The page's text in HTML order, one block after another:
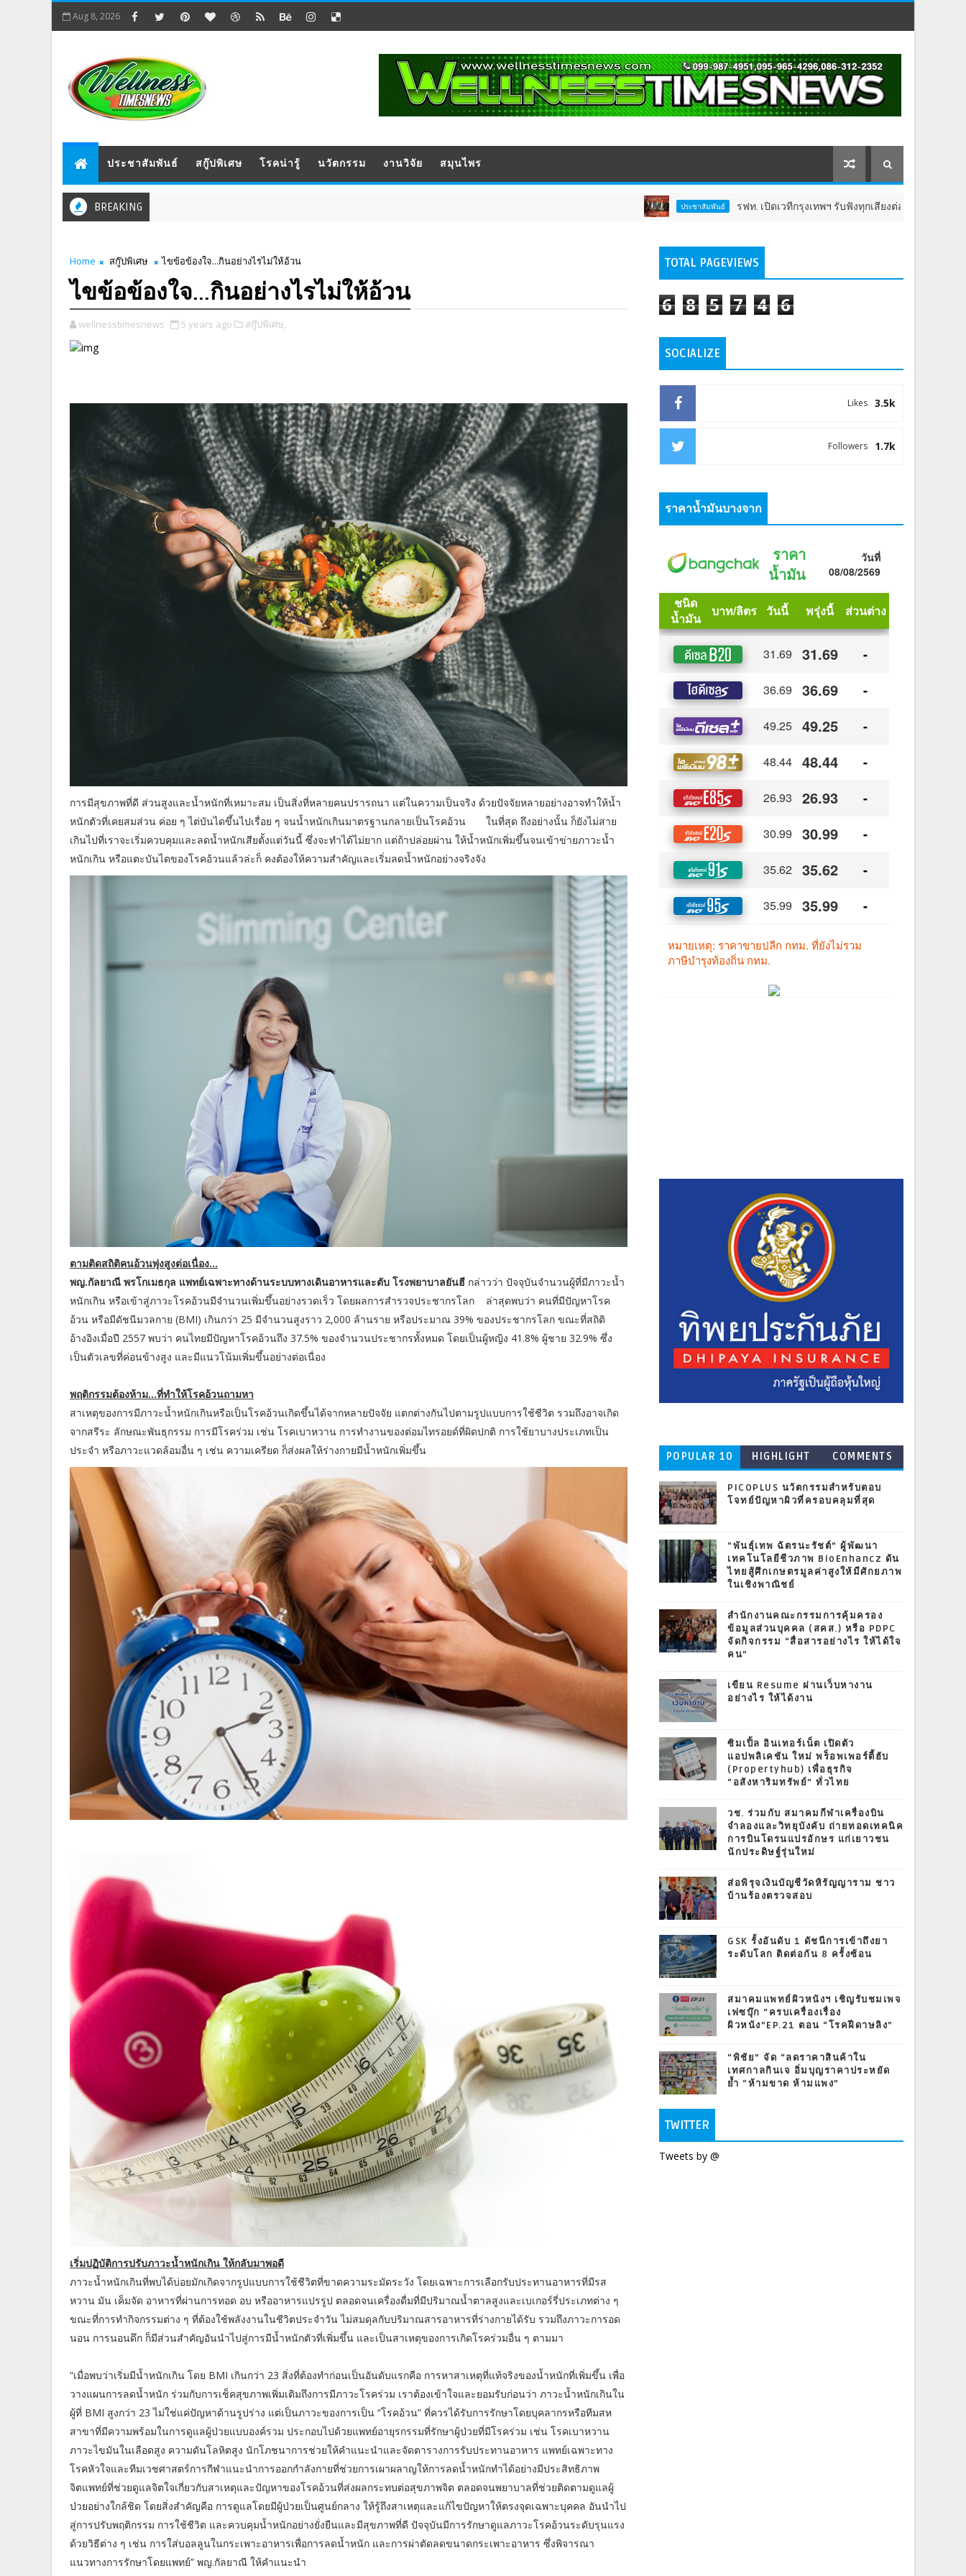
Aug 8, 2026
ประชาสัมพันธ์ สกู๊ปพิเศษ โรคน่ารู้ นวัตกรรม งานวิจัย สมุนไพร
BREAKING ประชาสัมพันธ์ รฟท. เปิดเวทีกรุงเทพฯ รับฟังทุกเสียงต่อโครงการรถไฟฟ้าวงเวียน
Home สกู๊ปพิเศษ ไขข้อข้องใจ...กินอย่างไรไม่ให้อ้วน
ไขข้อข้องใจ...กินอย่างไรไม่ให้อ้วน
wellnesstimesnews 5 years ago สกู๊ปพิเศษ,
การมีสุขภาพที่ดี ส่วนสูงและน้ำหนักที่เหมาะสม เป็นสิ่งที่หลายคนปรารถนา แต่ในความเป็นจริง ด้วยปัจจัยหลายอย่างอาจทำให้น้ำ
หนักตัวที่เคยสมส่วน ค่อย ๆ ไต่บันไดขึ้นไปเรื่อย ๆ จนน้ำหนักเกินมาตรฐานกลายเป็นโรคอ้วน ในที่สุด ถึงอย่างนั้น ก็ยังไม่สาย
เกินไปที่เราจะเริ่มควบคุมและลดน้ำหนักเสียตั้งแต่วันนี้ ซึ่งจะทำได้ไม่ยาก แต่ถ้าปล่อยผ่าน ให้น้ำหนักเพิ่มขึ้นจนเข้าข่ายภาวะน้ำ
หนักเกิน หรือแตะบันไดของโรคอ้วนแล้วล่ะก็ คงต้องให้ความสำคัญและเริ่มลดน้ำหนักอย่างจริงจัง
ตามติดสถิติคนอ้วนพุ่งสูงต่อเนื่อง...
พญ.กัลยาณี พรโกเมธกุล แพทย์เฉพาะทางด้านระบบทางเดินอาหารและตับ โรงพยาบาลยันฮี กล่าวว่า ปัจจุบันจำนวนผู้ที่มีภาวะน้ำ
หนักเกิน หรือเข้าสู่ภาวะโรคอ้วนมีจำนวนเพิ่มขึ้นอย่างรวดเร็ว โดยผลการสำรวจประชากรโลก ล่าสุดพบว่า คนที่มีปัญหาโรค
อ้วน หรือมีดัชนีมวลกาย (BMI) เกินกว่า 25 มีจำนวนสูงราว 2,000 ล้านราย หรือประมาณ 39% ของประชากรโลก ขณะที่สถิติ
อ้างอิงเมื่อปี 2557 พบว่า คนไทยมีปัญหาโรคอ้วนถึง 37.5% ของจำนวนประชากรทั้งหมด โดยเป็นผู้หญิง 41.8% ผู้ชาย 32.9% ซึ่ง
เป็นตัวเลขที่ค่อนข้างสูง และมีแนวโน้มเพิ่มขึ้นอย่างต่อเนื่อง
พฤติกรรมต้องห้าม...ที่ทำให้โรคอ้วนถามหา
สาเหตุของการมีภาวะน้ำหนักเกินหรือเป็นโรคอ้วนเกิดขึ้นได้จากหลายปัจจัย แตกต่างกันไปตามรูปแบบการใช้ชีวิต รวมถึงอาจเกิด
จากสรีระ ลักษณะพันธุกรรม การมีโรคร่วม เช่น โรคเบาหวาน การทำงานของต่อมไทรอยด์ที่ผิดปกติ การใช้ยาบางประเภทเป็น
ประจำ หรือภาวะแวดล้อมอื่น ๆ เช่น ความเครียด ก็ส่งผลให้ร่างกายมีน้ำหนักเพิ่มขึ้น
เริ่มปฏิบัติการปรับภาวะน้ำหนักเกิน ให้กลับมาพอดี
ภาวะน้ำหนักเกินที่พบได้บ่อยมักเกิดจากรูปแบบการใช้ชีวิตที่ขาดความระมัดระวัง โดยเฉพาะการเลือกรับประทานอาหารที่มีรส
หวาน มัน เค็มจัด อาหารที่ผ่านการทอด อบ หรืออาหารแปรรูป ตลอดจนเครื่องดื่มที่มีปริมาณน้ำตาลสูงและเบเกอร์รี่ประเภทต่าง ๆ
ขณะที่การทำกิจกรรมต่าง ๆ ที่ต้องใช้พลังงานในชีวิตประจำวัน ไม่สมดุลกับปริมาณสารอาหารที่ร่างกายได้รับ รวมถึงภาวะการอด
นอน การนอนดึก ก็มีส่วนสำคัญอันนำไปสู่การมีน้ำหนักตัวที่เพิ่มขึ้น และเป็นสาเหตุของการเกิดโรคร่วมอื่น ๆ ตามมา
“เมื่อพบว่าเริ่มมีน้ำหนักเกิน โดย BMI เกินกว่า 23 สิ่งที่ต้องทำก่อนเป็นอันดับแรกคือ การหาสาเหตุที่แท้จริงของน้ำหนักที่เพิ่มขึ้น เพื่อ
วางแผนการลดน้ำหนัก ร่วมกับการเช็คสุขภาพเพิ่มเติมถึงการมีภาวะโรคร่วม เราต้องเข้าใจและยอมรับก่อนว่า ภาวะน้ำหนักเกินใน
ผู้ที่ BMI สูงกว่า 23 ไม่ใช่แค่ปัญหาด้านรูปร่าง แต่เป็นภาวะของการเป็น “โรคอ้วน” ที่ควรได้รับการรักษาโดยบุคลากรหรือทีมสห
สาขาที่มีความพร้อมในการดูแลผู้ป่วยแบบองค์รวม ประกอบไปด้วยแพทย์อายุรกรรมที่รักษาผู้ป่วยที่มีโรคร่วม เช่น โรคเบาหวาน
ภาวะไขมันในเลือดสูง ความดันโลหิตสูง นักโภชนาการช่วยให้คำแนะนำและจัดตารางการรับประทานอาหาร แพทย์เฉพาะทาง
โรคหัวใจและทีมเวชศาสตร์การกีฬาแนะนำการออกกำลังกายที่ช่วยการเผาผลาญให้การลดน้ำหนักทำได้อย่างมีประสิทธิภาพ
จิตแพทย์ที่ช่วยดูแลจิตใจเกี่ยวกับสาเหตุและปัญหาของโรคอ้วนที่ส่งผลกระทบต่อสุขภาพจิต ตลอดจนพยาบาลที่ช่วยติดตามดูแลผู้
ป่วยอย่างใกล้ชิด โดยสิ่งสำคัญคือ การดูแลโดยมีผู้ป่วยเป็นศูนย์กลาง ให้รู้ถึงสาเหตุและแก้ไขปัญหาให้ตรงจุดเฉพาะบุคคล อันนำไป
สู่การปรับพฤติกรรม การใช้ชีวิต และควบคุมน้ำหนักอย่างยั่งยืนและมีสุขภาพที่ดี ปัจจุบันมีการรักษาดูแลภาวะโรคอ้วนระดับรุนแรง
ด้วยวิธีต่าง ๆ เช่น การใส่บอลลูนในกระเพาะอาหารเพื่อการลดน้ำหนัก และการผ่าตัดลดขนาดกระเพาะอาหาร ซึ่งพิจารณา
แนวทางการรักษาโดยแพทย์” พญ.กัลยาณี ให้คำแนะนำ
TOTAL PAGEVIEWS
6 8 5 7 4 6
SOCIALIZE
3.5k
Likes
1.7k
Followers
ราคาน้ำมันบางจาก
POPULAR 10 HIGHLIGHT COMMENTS
PICOPLUS นวัตกรรมสำหรับตอบ
โจทย์ปัญหาผิวที่ครอบคลุมที่สุด
“พันธุ์เทพ ฉัตรนะรัชต์” ผู้พัฒนา
เทคโนโลยีชีวภาพ BioEnhancz ดัน
ไทยสู้ศึกเกษตรมูลค่าสูงให้มีศักยภาพ
ในเชิงพาณิชย์
สำนักงานคณะกรรมการคุ้มครอง
ข้อมูลส่วนบุคคล (สคส.) หรือ PDPC
จัดกิจกรรม “สื่อสารอย่างไร ให้ได้ใจ
คน”
เขียน Resume ผ่านเว็บหางาน
อย่างไร ให้ได้งาน
ซิมเปิ้ล อินเทอร์เน็ต เปิดตัว
แอปพลิเคชัน ใหม่ พร็อพเพอร์ตี้ฮับ
(Propertyhub) เพื่อธุรกิจ
“อสังหาริมทรัพย์” ทั่วไทย
วช. ร่วมกับ สมาคมกีฬาเครื่องบิน
จำลองและวิทยุบังคับ ถ่ายทอดเทคนิค
การบินโดรนแปรอักษร แก่เยาวชน
นักประดิษฐ์รุ่นใหม่
ส่อพิรุจเงินบัญชีวัดหิรัญญาราม ชาว
บ้านร้องตรวจสอบ
GSK รั้งอันดับ 1 ดัชนีการเข้าถึงยา
ระดับโลก ติดต่อกัน 8 ครั้งซ้อน
สมาคมแพทย์ผิวหนังฯ เชิญรับชมเพจ
เฟซบุ๊ก “ครบเครื่องเรื่อง
ผิวหนัง”EP.21 ตอน “โรคฝีดาษลิง”
“พิชัย” จัด “ลดราคาสินค้าใน
เทศกาลกินเจ อิ่มบุญราคาประหยัด
ย้ำ “ห้ามขาด ห้ามแพง”
TWITTER
Tweets by @